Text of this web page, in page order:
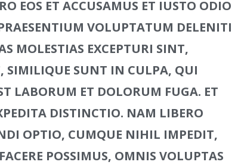
EOS ET ACCUSAMUS ET IUSTO ODIO
VOLUPTATUM DELENITI
MOLESTIAS EXCEPTURI SINT,
SIMILIQUE SUNT IN CULPA, QUI
LABORUM ET DOLORUM FUGA. ET
DISTINCTIO. NAM LIBERO
OPTIO, CUMQUE NIHIL IMPEDIT,
POSSIMUS, OMNIS VOLUPTAS